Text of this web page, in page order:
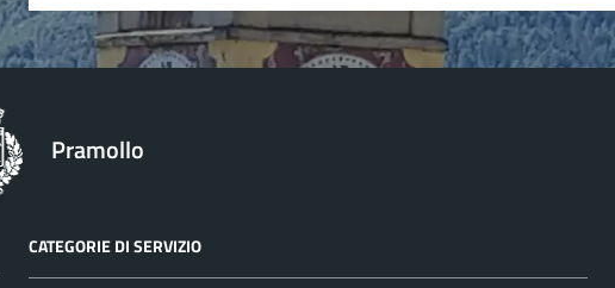
Pramollo
CATEGORIE DI SERVIZIO